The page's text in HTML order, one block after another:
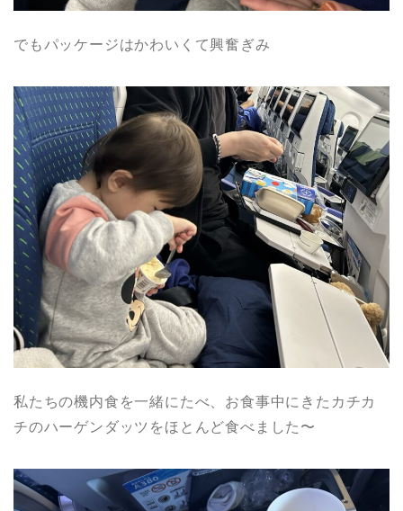
でもパッケージはかわいくて興奮ぎみ
私たちの機内食を一緒にたべ、お食事中にきたカチカ
チのハーゲンダッツをほとんど食べました〜